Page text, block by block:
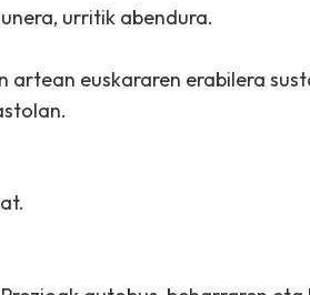
urritik abendura.
artean euskararen erabilera